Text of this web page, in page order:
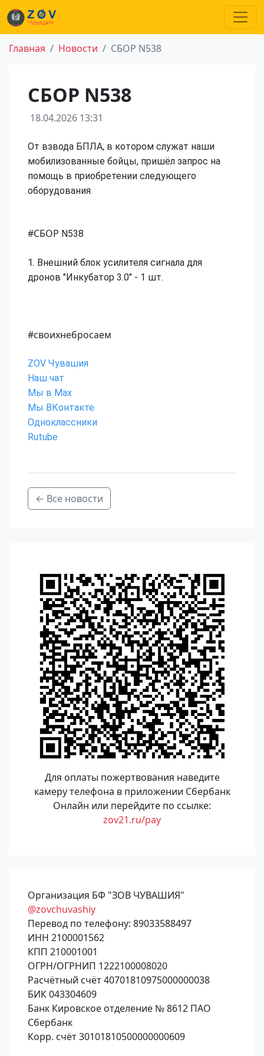
Главная Новости СБОР N538
СБОР N538
18.04.2026 13:31
От взвода БПЛА, в котором служат наши
мобилизованные бойцы, пришёл запрос на
помощь в приобретении следующего
оборудования.
#СБОР N538
1. Внешний блок усилителя сигнала для
дронов "Инкубатор 3.0" - 1 шт.
#своихнебросаем
ZOV Чувашия
Наш чат
Мы в Max
Мы ВКонтакте
Одноклассники
Rutube
← Все новости
Для оплаты пожертвования наведите
камеру телефона в приложении Сбербанк
Онлайн или перейдите по ссылке:
zov21.ru/pay
Организация БФ "ЗОВ ЧУВАШИЯ"
@zovchuvashiy
Перевод по телефону: 89033588497
ИНН 2100001562
КПП 210001001
ОГРН/ОГРНИП 1222100008020
Расчётный счёт 40701810975000000038
БИК 043304609
Банк Кировское отделение № 8612 ПАО
Сбербанк
Корр. счёт 30101810500000000609